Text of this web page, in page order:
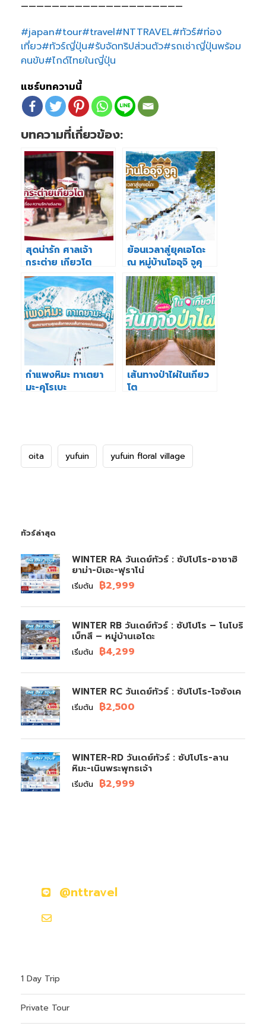
—————————————————————
#japan#tour#travel#NTTRAVEL#ทัวร์#ท่อง
เที่ยว#ทัวร์ญี่ปุ่น#รับจัดทริปส่วนตัว#รถเช่าญี่ปุ่นพร้อม
คนขับ#ไกด์ไทยในญี่ปุ่น
แชร์บทความนี้
บทความที่เกี่ยวข้อง:
สุดน่ารัก ศาลเจ้า
กระต่าย เกียวโต
ย้อนเวลาสู่ยุคเอโดะ
ณ หมู่บ้านโออุจิ จูคุ
จังหวัดฟุคุชิมะ
กำแพงหิมะ ทาเตยา
มะ-คุโรเบะ
เส้นทางป่าไผ่ในเกียว
โต
oita yufuin yufuin floral village
ทัวร์ล่าสุด
WINTER RA วันเดย์ทัวร์ : ซัปโปโร-อาซาฮิ
ยาม่า-บิเอะ-ฟุราโน่
เริ่มต้น ฿2,999
WINTER RB วันเดย์ทัวร์ : ซัปโปโร – โนโบริ
เบ็ทสึ – หมู่บ้านเอโดะ
เริ่มต้น ฿4,299
WINTER RC วันเดย์ทัวร์ : ซัปโปโร-โจซังเค
เริ่มต้น ฿2,500
WINTER-RD วันเดย์ทัวร์ : ซัปโปโร-ลาน
หิมะ-เนินพระพุทธเจ้า
เริ่มต้น ฿2,999
@nttravel
1 Day Trip
Private Tour